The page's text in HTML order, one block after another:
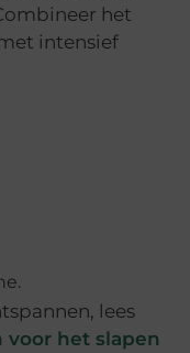
het
intensief
lees
het slapen